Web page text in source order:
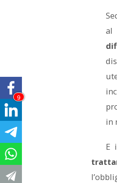
9
al
in
E